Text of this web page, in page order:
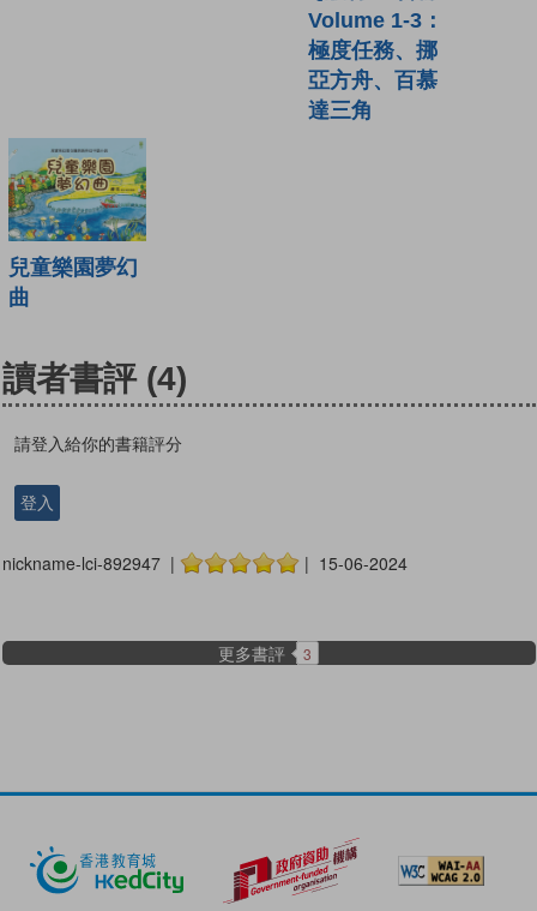
Volume 1-3：
極度任務、挪
亞方舟、百慕
達三角
兒童樂園夢幻
曲
讀者書評 (4)
請登入給你的書籍評分
登入
nickname-lci-892947 | | 15-06-2024
更多書評 3